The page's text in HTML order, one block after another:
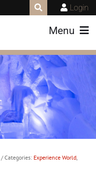
Login
Menu
/ Categories: Experience World,